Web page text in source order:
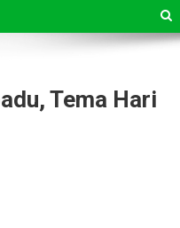
Tema Hari